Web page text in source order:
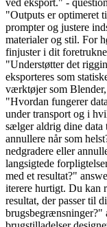
"Outputs er optimeret
prompter og justere
materialer og stil. For
finjuster i dit
"Understøtter det
eksporteres som
værktøjer som
"Hvordan fungerer
under transport og i
sælger aldrig dine
annullere når som
nedgradere eller
langsigtede
med et resultat?"
iterere hurtigt. Du kan
resultat, der passer til
brugsbegrænsninger?"